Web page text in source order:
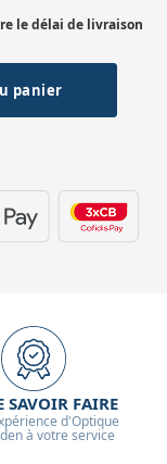
le délai de livraison
panier
SAVOIR FAIRE
d'Optique
à votre service